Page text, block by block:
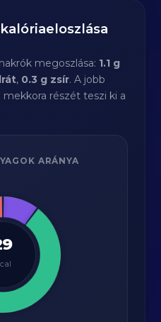
megoszlása: 1.1 g
, 0.3 g zsír. A jobb
részét teszi ki a
ARÁNYA